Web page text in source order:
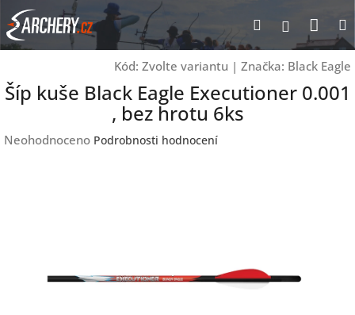
Přejít
na
obsah
Hledat
Kód: Zvolte variantu | Značka: Black Eagle
Šíp kuše Black Eagle Executioner 0.001
, bez hrotu 6ks
Průměrné
Neohodnoceno Podrobnosti hodnocení